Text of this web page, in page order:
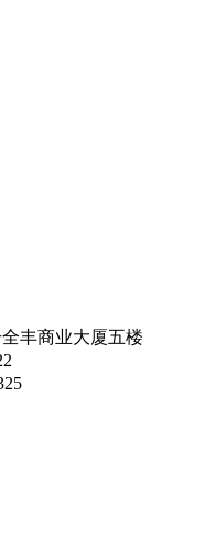
丰商业大厦五楼